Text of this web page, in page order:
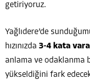
getiriyoruz.
Yağlıdere’de
hızınızda 3-4 kata
anlama ve odaklanma
yükseldiğini fark